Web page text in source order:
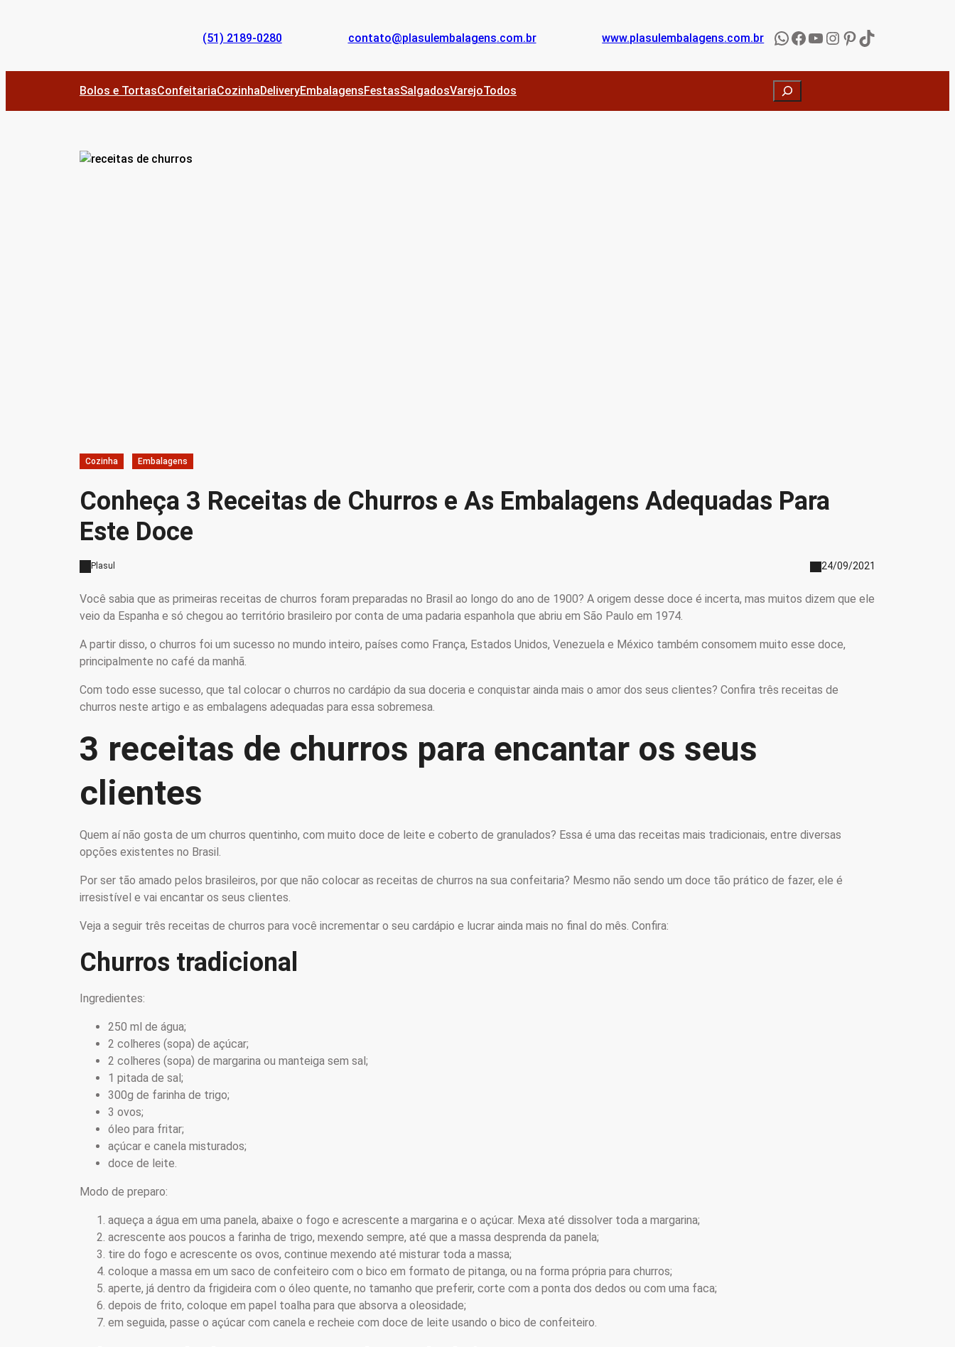
(51) 2189-0280 contato@plasulembalagens.com.br www.plasulembalagens.com.br WhatsApp
Facebook
YouTube
Instagram
Pinterest
TikTok
Bolos e TortasConfeitariaCozinhaDeliveryEmbalagensFestasSalgadosVarejoTodos Search
Cozinha Embalagens
Conheça 3 Receitas de Churros e As Embalagens Adequadas Para
Este Doce
Plasul 24/09/2021
Você sabia que as primeiras receitas de churros foram preparadas no Brasil ao longo do ano de 1900? A origem desse doce é incerta, mas muitos dizem que ele
veio da Espanha e só chegou ao território brasileiro por conta de uma padaria espanhola que abriu em São Paulo em 1974.
A partir disso, o churros foi um sucesso no mundo inteiro, países como França, Estados Unidos, Venezuela e México também consomem muito esse doce,
principalmente no café da manhã.
Com todo esse sucesso, que tal colocar o churros no cardápio da sua doceria e conquistar ainda mais o amor dos seus clientes? Confira três receitas de
churros neste artigo e as embalagens adequadas para essa sobremesa.
3 receitas de churros para encantar os seus
clientes
Quem aí não gosta de um churros quentinho, com muito doce de leite e coberto de granulados? Essa é uma das receitas mais tradicionais, entre diversas
opções existentes no Brasil.
Por ser tão amado pelos brasileiros, por que não colocar as receitas de churros na sua confeitaria? Mesmo não sendo um doce tão prático de fazer, ele é
irresistível e vai encantar os seus clientes.
Veja a seguir três receitas de churros para você incrementar o seu cardápio e lucrar ainda mais no final do mês. Confira:
Churros tradicional
Ingredientes:
250 ml de água;
2 colheres (sopa) de açúcar;
2 colheres (sopa) de margarina ou manteiga sem sal;
1 pitada de sal;
300g de farinha de trigo;
3 ovos;
óleo para fritar;
açúcar e canela misturados;
doce de leite.
Modo de preparo:
aqueça a água em uma panela, abaixe o fogo e acrescente a margarina e o açúcar. Mexa até dissolver toda a margarina;
acrescente aos poucos a farinha de trigo, mexendo sempre, até que a massa desprenda da panela;
tire do fogo e acrescente os ovos, continue mexendo até misturar toda a massa;
coloque a massa em um saco de confeiteiro com o bico em formato de pitanga, ou na forma própria para churros;
aperte, já dentro da frigideira com o óleo quente, no tamanho que preferir, corte com a ponta dos dedos ou com uma faca;
depois de frito, coloque em papel toalha para que absorva a oleosidade;
em seguida, passe o açúcar com canela e recheie com doce de leite usando o bico de confeiteiro.